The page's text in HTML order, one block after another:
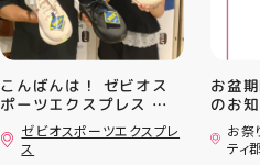
こんばんは！ ゼビオス
ポーツエクスプレス ア
ティ郡山です🦭 ・ ★本
日のラジオ★は アシッ
クスからランニングシュ
ゼビオスポーツエクスプレ
ス
お盆
のお知らせ
用い
ざい
(水)
お祭
ティ